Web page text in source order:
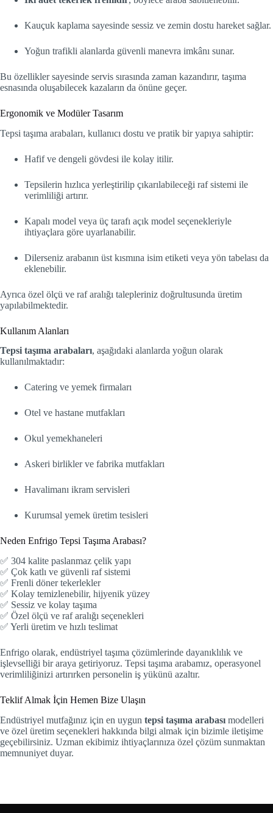
Kauçuk kaplama sayesinde sessiz ve zemin dostu hareket sağlar.
Yoğun trafikli alanlarda güvenli manevra imkânı sunar.
Bu özellikler sayesinde servis sırasında zaman kazandırır, taşıma
esnasında oluşabilecek kazaların da önüne geçer.
Ergonomik ve Modüler Tasarım
Tepsi taşıma arabaları, kullanıcı dostu ve pratik bir yapıya sahiptir:
Hafif ve dengeli gövdesi ile kolay itilir.
Tepsilerin hızlıca yerleştirilip çıkarılabileceği raf sistemi ile
verimliliği artırır.
Kapalı model veya üç tarafı açık model seçenekleriyle
ihtiyaçlara göre uyarlanabilir.
Dilerseniz arabanın üst kısmına isim etiketi veya yön tabelası da
eklenebilir.
Ayrıca özel ölçü ve raf aralığı talepleriniz doğrultusunda üretim
yapılabilmektedir.
Kullanım Alanları
Tepsi taşıma arabaları, aşağıdaki alanlarda yoğun olarak
kullanılmaktadır:
Catering ve yemek firmaları
Otel ve hastane mutfakları
Okul yemekhaneleri
Askeri birlikler ve fabrika mutfakları
Havalimanı ikram servisleri
Kurumsal yemek üretim tesisleri
Neden Enfrigo Tepsi Taşıma Arabası?
✅ 304 kalite paslanmaz çelik yapı
✅ Çok katlı ve güvenli raf sistemi
✅ Frenli döner tekerlekler
✅ Kolay temizlenebilir, hijyenik yüzey
✅ Sessiz ve kolay taşıma
✅ Özel ölçü ve raf aralığı seçenekleri
✅ Yerli üretim ve hızlı teslimat
Enfrigo olarak, endüstriyel taşıma çözümlerinde dayanıklılık ve
işlevselliği bir araya getiriyoruz. Tepsi taşıma arabamız, operasyonel
verimliliğinizi artırırken personelin iş yükünü azaltır.
Teklif Almak İçin Hemen Bize Ulaşın
Endüstriyel mutfağınız için en uygun tepsi taşıma arabası modelleri
ve özel üretim seçenekleri hakkında bilgi almak için bizimle iletişime
geçebilirsiniz. Uzman ekibimiz ihtiyaçlarınıza özel çözüm sunmaktan
memnuniyet duyar.